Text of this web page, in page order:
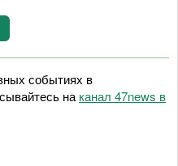
событиях в
на канал 47news в